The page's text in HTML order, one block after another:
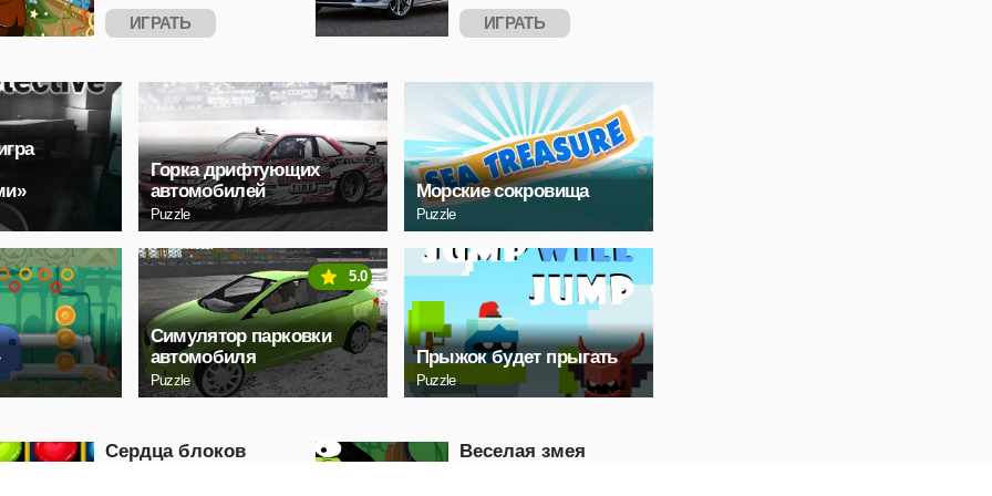
ИГРАТЬ ИГРАТЬ
Горка дрифтующих
автомобилей
Puzzle
Морские сокровища
Puzzle
Симулятор парковки
автомобиля
Puzzle
5.0
Прыжок будет прыгать
Puzzle
Сердца блоков
Веселая змея